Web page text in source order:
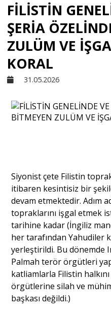
Sivil
FİLİSTİN
ŞERİA
ZULÜM VE
KORAL
31.05.2026
Siyonist çete Filistin
itibaren kesintisiz bir
devam etmektedir. Adım
topraklarını işgal etmek
tarihine kadar (İngiliz
her tarafından Yahudiler
yerleştirildi. Bu dönemde
Palmah terör örgütleri
katliamlarla Filistin
örgütlerine silah ve
başkası değildi.)